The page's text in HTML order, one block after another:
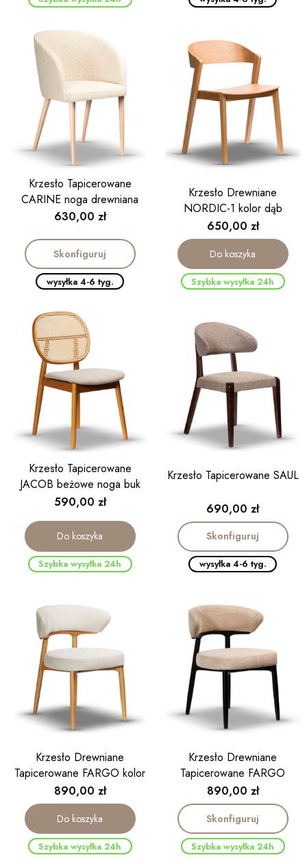
Krzesło Tapicerowane
CARINE noga drewniana
Cena
630,00 zł
Skonfiguruj
wysyłka 4-6 tyg.
Krzesło Drewniane
NORDIC-1 kolor dąb
Cena
650,00 zł
Do koszyka
Szybka wysyłka 24h
Krzesło Tapicerowane
JACOB beżowe noga buk
Cena
590,00 zł
Do koszyka
Szybka wysyłka 24h
Krzesło Tapicerowane SAUL
Cena
690,00 zł
Skonfiguruj
wysyłka 4-6 tyg.
Krzesło Drewniane
Tapicerowane FARGO kolor
dąb
Cena
890,00 zł
Do koszyka
Szybka wysyłka 24h
Krzesło Drewniane
Tapicerowane FARGO
czarne
Cena
890,00 zł
Skonfiguruj
Szybka wysyłka 24h